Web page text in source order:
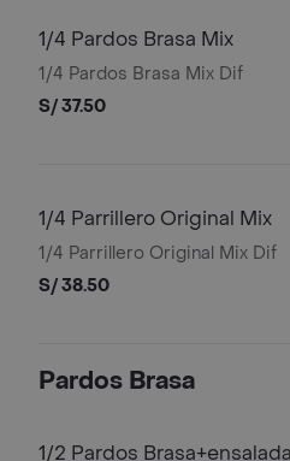
1/4 Pardos Brasa Mix
1/4 Pardos Brasa Mix Dif
S/ 37.50
1/4 Parrillero Original Mix
1/4 Parrillero Original Mix Dif
S/ 38.50
Pardos Brasa
1/2 Pardos Brasa+ensalada